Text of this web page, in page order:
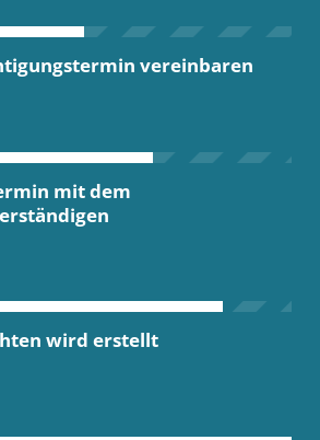
vereinbaren
mit dem
wird erstellt